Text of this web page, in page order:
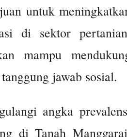
untuk
di sektor
mampu
jawab sosial.
angka
di Tanah